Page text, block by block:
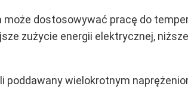
dostosowywać pracę do
zużycie energii elektrycznej,
wielokrotnym